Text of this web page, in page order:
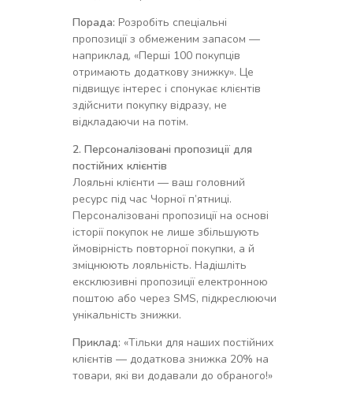
Порада: Розробіть спеціальні
пропозиції з обмеженим запасом —
наприклад, «Перші 100 покупців
отримають додаткову знижку». Це
підвищує інтерес і спонукає клієнтів
здійснити покупку відразу, не
відкладаючи на потім.
2. Персоналізовані пропозиції для
постійних клієнтів
Лояльні клієнти — ваш головний
ресурс під час Чорної п’ятниці.
Персоналізовані пропозиції на основі
історії покупок не лише збільшують
ймовірність повторної покупки, а й
зміцнюють лояльність. Надішліть
ексклюзивні пропозиції електронною
поштою або через SMS, підкреслюючи
унікальність знижки.
Приклад: «Тільки для наших постійних
клієнтів — додаткова знижка 20% на
товари, які ви додавали до обраного!»